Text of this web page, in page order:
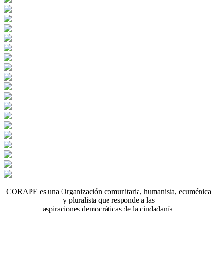
CORAPE es una Organización comunitaria, humanista, ecuménica
y pluralista que responde a las
aspiraciones democráticas de la ciudadanía.